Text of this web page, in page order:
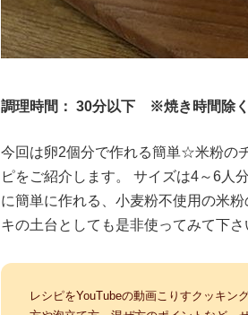
調理時間： 30分以下 ※焼き時間除く
今回は卵2個分で作れる簡単☆米粉の
ピをご紹介します。 サイズは4～6人
に簡単に作れる、小麦粉不使用の米
キの土台としても是非使ってみて下
レシピをYouTubeの動画こりすクッキン